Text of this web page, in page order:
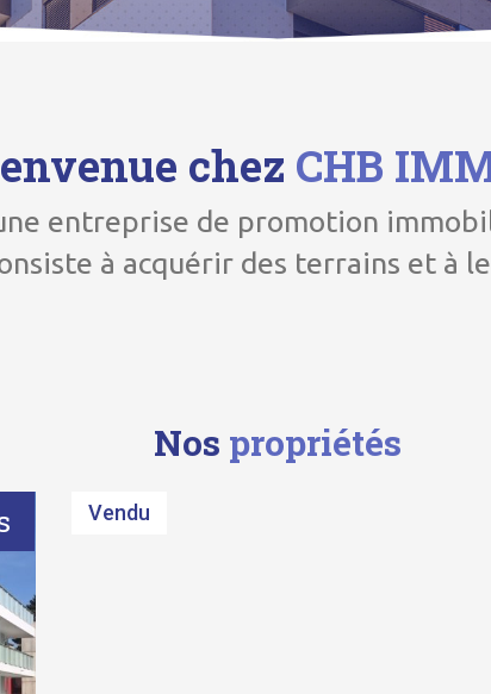
chez CHB
entreprise de promotion
à acquérir des terrains et à
Nos propriétés
Vendu